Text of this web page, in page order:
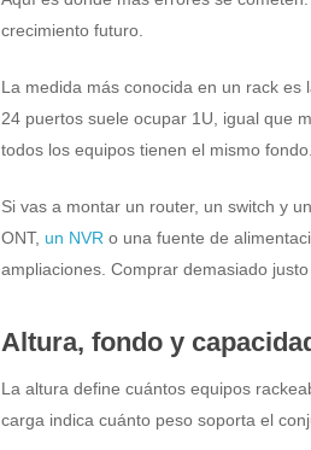
crecimiento futuro.
La medida más conocida en un rack
24 puertos suele ocupar 1U, igual que
todos los equipos tienen el mismo fondo.
Si vas a montar un router, un switch y
ONT, un NVR o una fuente de
ampliaciones. Comprar demasiado justo
Altura, fondo y
La altura define cuántos equipos
carga indica cuánto peso soporta el